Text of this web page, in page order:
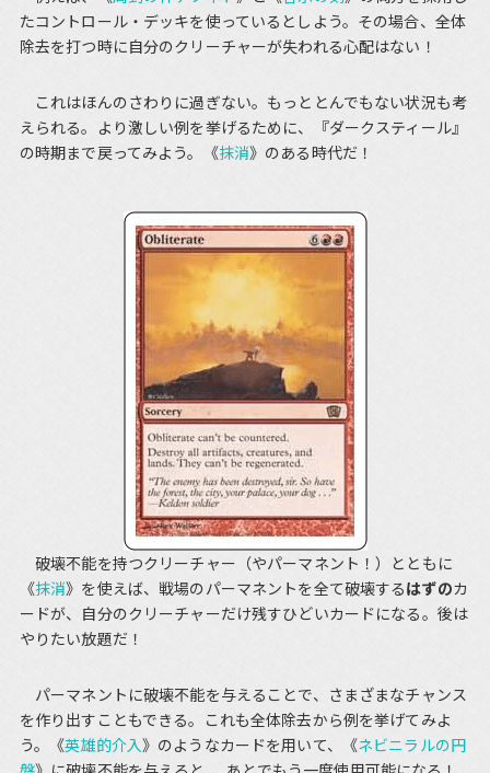
たコントロール・デッキを使っているとしよう。その場合、全体
除去を打つ時に自分のクリーチャーが失われる心配はない！
これはほんのさわりに過ぎない。もっととんでもない状況も考
えられる。より激しい例を挙げるために、『ダークスティール』
の時期まで戻ってみよう。《抹消》のある時代だ！
破壊不能を持つクリーチャー（やパーマネント！）とともに
《抹消》を使えば、戦場のパーマネントを全て破壊するはずのカ
ードが、自分のクリーチャーだけ残すひどいカードになる。後は
やりたい放題だ！
パーマネントに破壊不能を与えることで、さまざまなチャンス
を作り出すこともできる。これも全体除去から例を挙げてみよ
う。《英雄的介入》のようなカードを用いて、《ネビニラルの円